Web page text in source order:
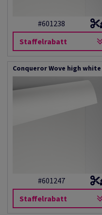
#601238
Staffelrabatt
Conqueror Wove high white
#601247
Staffelrabatt